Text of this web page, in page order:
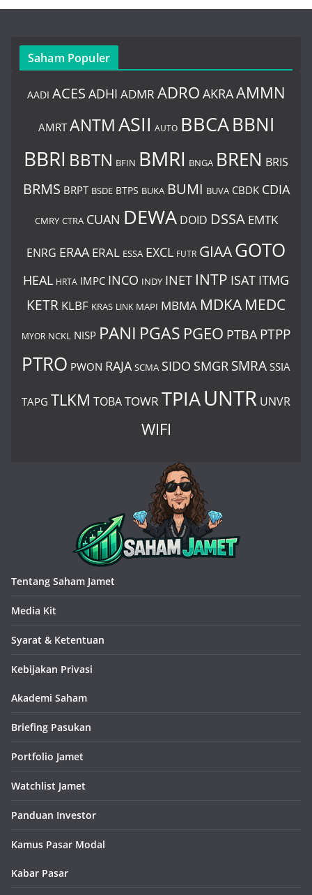
Saham Populer
AADI ACES ADHI ADMR ADRO AKRAAMMN
AMRT ANTMASII AUTO BBCABBNI
BBRI BBTN BFIN BMRI BNGA BREN BRIS
BRMS BRPT BSDE BTPS BUKA BUMI BUVA CBDK CDIA
CMRY CTRA CUAN DEWA DOID DSSA EMTK
ENRG ERAA ERAL ESSA EXCL FUTR GIAAGOTO
HEAL HRTA IMPC INCO INDY INET INTP ISAT ITMG
KETR KLBF KRAS LINK MAPI MBMA MDKA MEDC
MYOR NCKL NISP PANI PGAS PGEO PTBA PTPP
PTRO PWON RAJA SCMA SIDO SMGR SMRA SSIA
TAPG TLKM TOBATOWR TPIAUNTR UNVR
WIFI
Tentang Saham Jamet
Media Kit
Syarat & Ketentuan
Kebijakan Privasi
Akademi Saham
Briefing Pasukan
Portfolio Jamet
Watchlist Jamet
Panduan Investor
Kamus Pasar Modal
Kabar Pasar